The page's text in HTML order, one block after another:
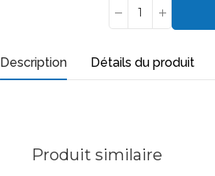
Description Détails du produit
Produit similaire